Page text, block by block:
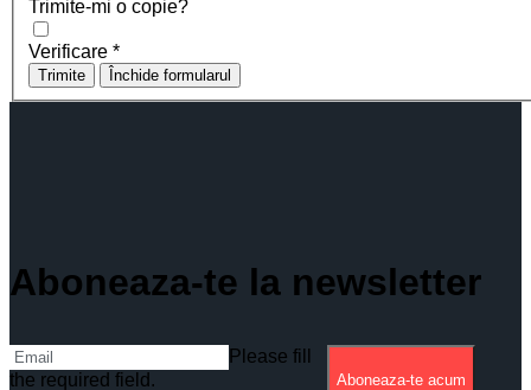
Trimite-mi o copie?
Verificare *
Trimite Închide formularul
Aboneaza-te la newsletter
Please fill
the required field.
Aboneaza-te acum